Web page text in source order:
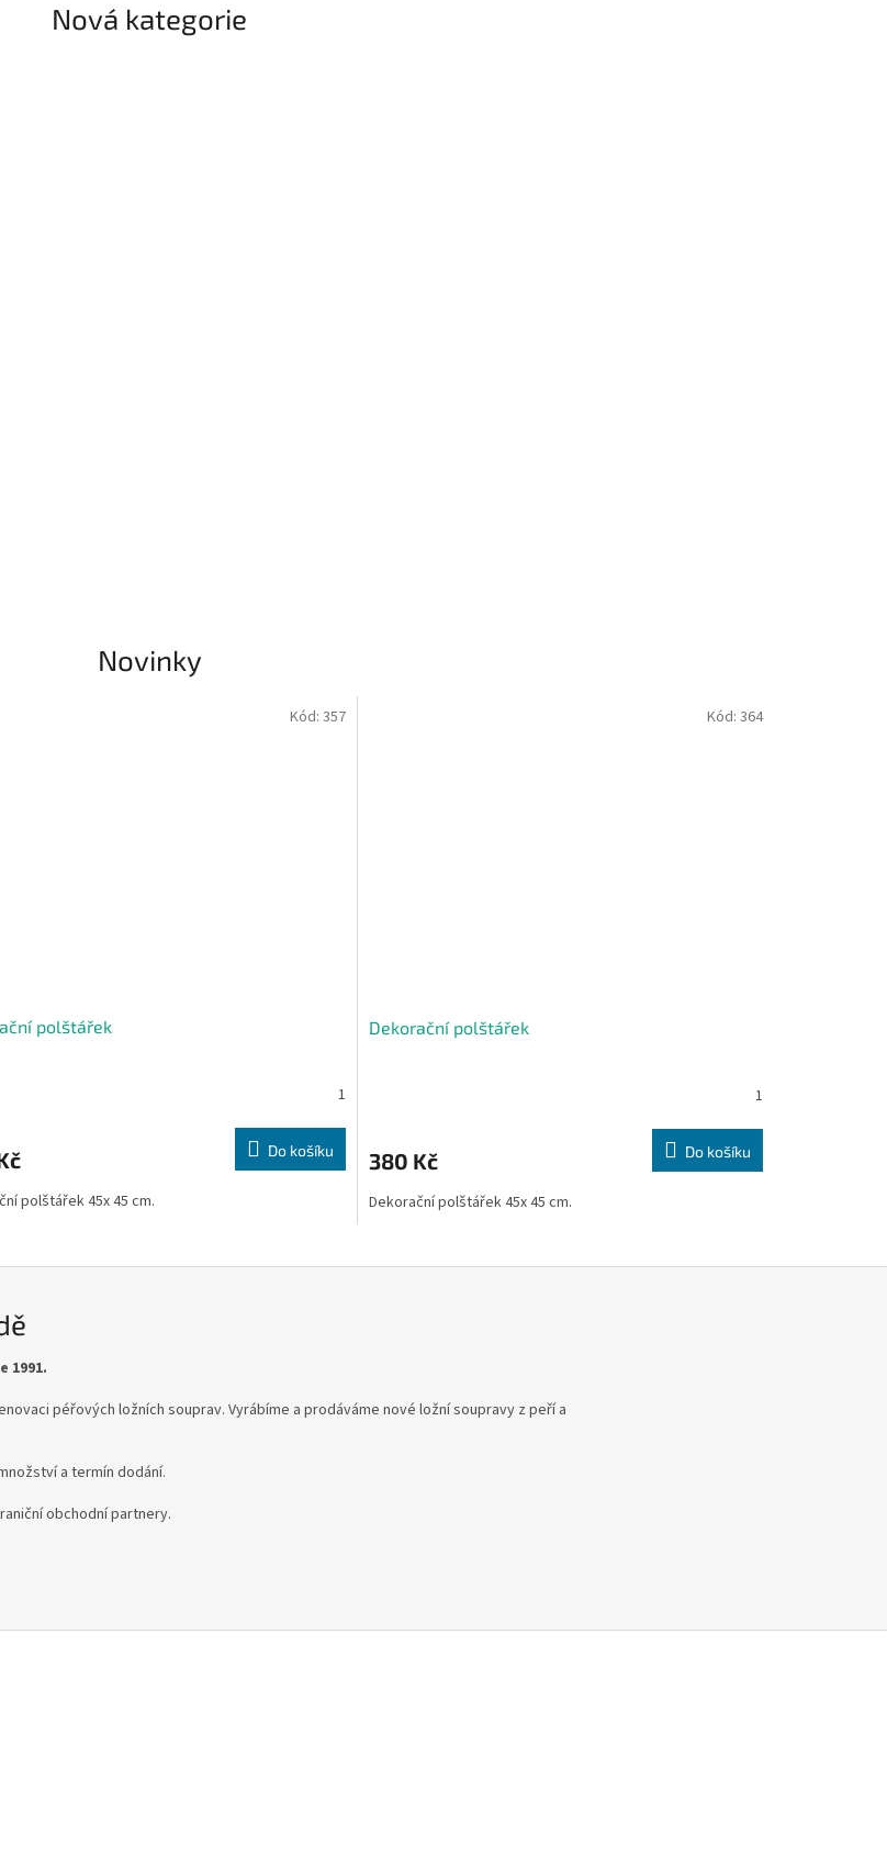
Nová kategorie
Novinky
polštářek
1
Do košíku
polštářek 45x 45 cm.
Kód: 357
Dekorační polštářek
1
380 Kč Do košíku
Dekorační polštářek 45x 45 cm.
Kód: 364
1991.
péřových ložních souprav. Vyrábíme a prodáváme nové ložní soupravy z peří a
a termín dodání.
obchodní partnery.